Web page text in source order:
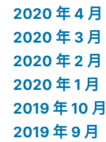
2020 年 4 月
2020 年 3 月
2020 年 2 月
2020 年 1 月
2019 年 10 月
2019 年 9 月